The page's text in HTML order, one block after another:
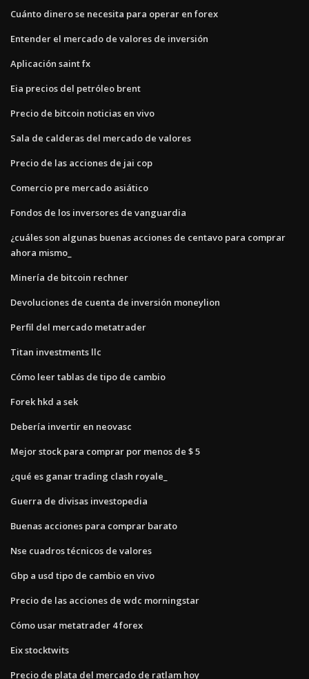
Cuánto dinero se necesita para operar en forex
Entender el mercado de valores de inversión
Aplicación saint fx
Eia precios del petróleo brent
Precio de bitcoin noticias en vivo
Sala de calderas del mercado de valores
Precio de las acciones de jai cop
Comercio pre mercado asiático
Fondos de los inversores de vanguardia
¿cuáles son algunas buenas acciones de centavo para comprar
ahora mismo_
Minería de bitcoin rechner
Devoluciones de cuenta de inversión moneylion
Perfil del mercado metatrader
Titan investments llc
Cómo leer tablas de tipo de cambio
Forek hkd a sek
Debería invertir en neovasc
Mejor stock para comprar por menos de $ 5
¿qué es ganar trading clash royale_
Guerra de divisas investopedia
Buenas acciones para comprar barato
Nse cuadros técnicos de valores
Gbp a usd tipo de cambio en vivo
Precio de las acciones de wdc morningstar
Cómo usar metatrader 4 forex
Eix stocktwits
Precio de plata del mercado de ratlam hoy